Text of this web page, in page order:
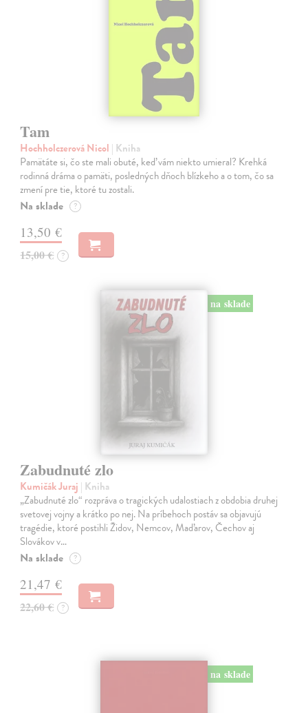
Tam
Hochholczerová Nicol | Kniha
Pamätáte si, čo ste mali obuté, keď vám niekto umieral? Krehká
rodinná dráma o pamäti, posledných dňoch blízkeho a o tom, čo sa
zmení pre tie, ktoré tu zostali.
Na sklade ?
13,50 €
15,00 € ?
na sklade
Zabudnuté zlo
Kumičák Juraj | Kniha
„Zabudnuté zlo“ rozpráva o tragických udalostiach z obdobia druhej
svetovej vojny a krátko po nej. Na príbehoch postáv sa objavujú
tragédie, ktoré postihli Židov, Nemcov, Maďarov, Čechov aj
Slovákov v…
Na sklade ?
21,47 €
22,60 € ?
na sklade